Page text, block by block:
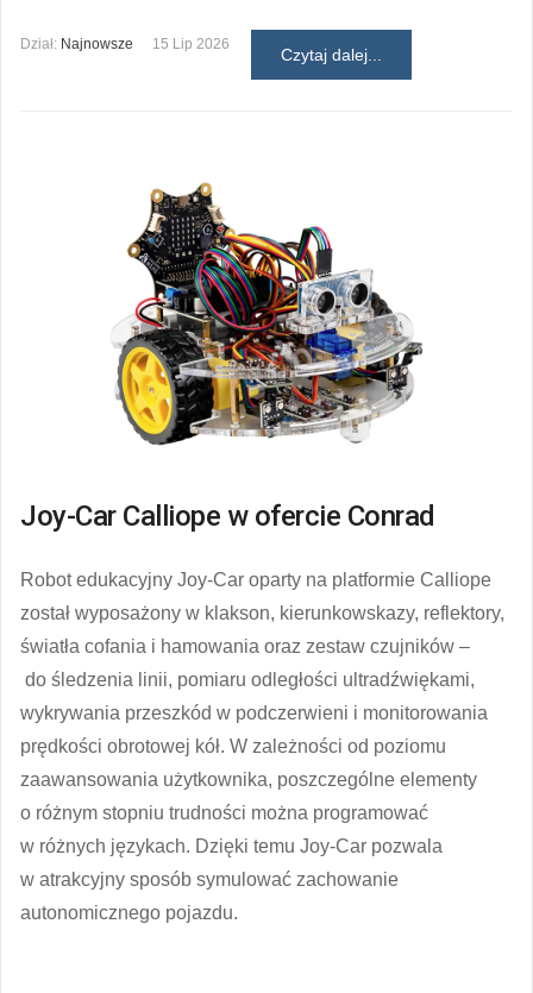
Dział: Najnowsze 15 Lip 2026
Czytaj dalej...
Joy-Car Calliope w ofercie Conrad
Robot edukacyjny Joy-Car oparty na platformie Calliope
został wyposażony w klakson, kierunkowskazy, reflektory,
światła cofania i hamowania oraz zestaw czujników –
do śledzenia linii, pomiaru odległości ultradźwiękami,
wykrywania przeszkód w podczerwieni i monitorowania
prędkości obrotowej kół. W zależności od poziomu
zaawansowania użytkownika, poszczególne elementy
o różnym stopniu trudności można programować
w różnych językach. Dzięki temu Joy-Car pozwala
w atrakcyjny sposób symulować zachowanie
autonomicznego pojazdu.